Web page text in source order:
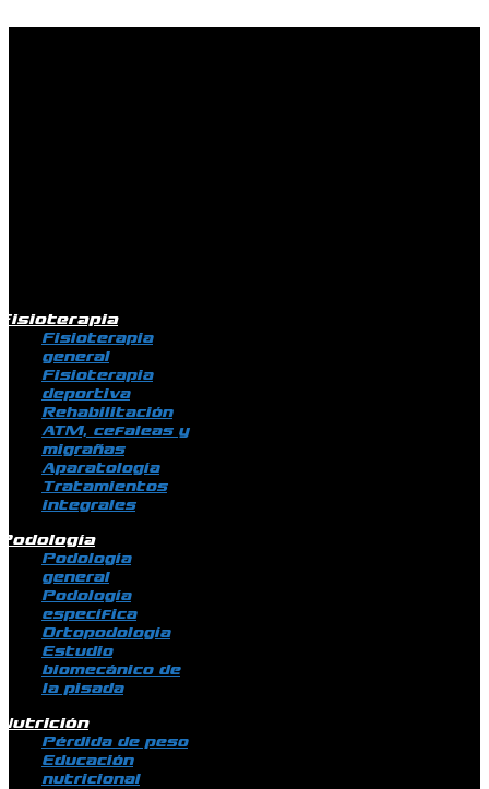
Fisioterapia
general
Fisioterapia
deportiva
Rehabilitación
ATM, cefaleas y
migrañas
Aparatología
Tratamientos
integrales
Podología
general
Podología
específica
Ortopodología
Estudio
biomecánico de
la pisada
Pérdida de peso
Educación
nutricional